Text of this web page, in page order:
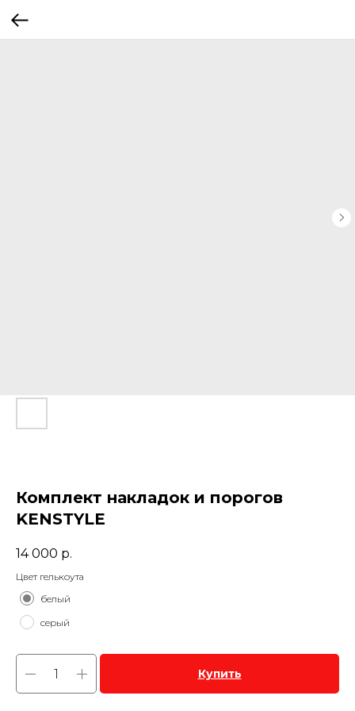
Комплект накладок и порогов
KENSTYLE
14 000 р.
Цвет гелькоута
белый
серый
Купить